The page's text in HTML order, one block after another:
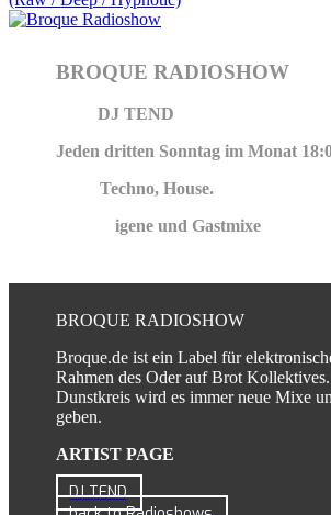
BROQUE RADIOSHOW
Host:DJ TEND
Jeden dritten Sonntag im Monat
Style:Techno, House.
Inhalt: Eigene und Gastmixe
BROQUE RADIOSHOW
Broque.de ist ein Label für
Rahmen des Oder auf Brot
Dunstkreis wird es immer neue Mixe
geben.
ARTIST PAGE
DJ TEND